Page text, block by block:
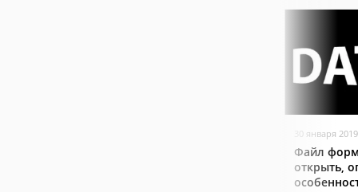
30 января 2019
Файл
открыть,